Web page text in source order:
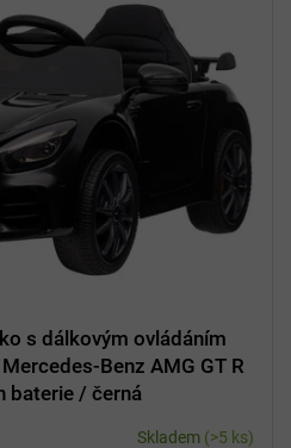
cm
s dálkovým ovládáním
Benz AMG GT R
baterie / černá
Skladem (>5 ks)